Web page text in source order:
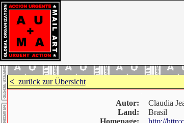
<zurück zur Übersicht
Autor:
Land:
Homepage:
Claudia
Brasil
http://